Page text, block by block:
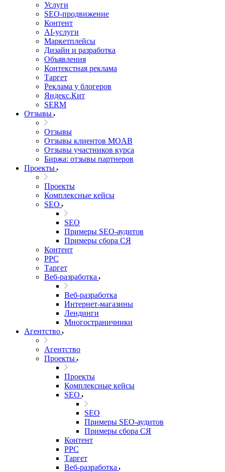
Услуги
SEO-продвижение
Контент
AI-услуги
Маркетплейсы
Дизайн и разработка
Объявления
Контекстная реклама
Таргет
Реклама у блогеров
Яндекс.Кит
SERM
Отзывы
Отзывы
Отзывы клиентов MOAB
Отзывы участников курса
Биржа: отзывы партнеров
Проекты
Проекты
Комплексные кейсы
SEO
SEO
Примеры SEO-аудитов
Примеры сбора СЯ
Контент
PPC
Таргет
Веб-разработка
Веб-разработка
Интернет-магазины
Лендинги
Многостраничники
Агентство
Агентство
Проекты
Проекты
Комплексные кейсы
SEO
SEO
Примеры SEO-аудитов
Примеры сбора СЯ
Контент
PPC
Таргет
Веб-разработка